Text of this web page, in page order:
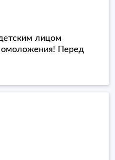
лицом
омоложения! Перед